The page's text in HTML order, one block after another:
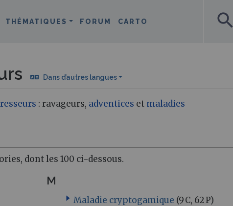
THÉMATIQUES FORUM CARTO search
Dans d’autres langues
: ravageurs, adventices et maladies
dont les 100 ci-dessous.
M
Maladie cryptogamique (9 C, 62 P)